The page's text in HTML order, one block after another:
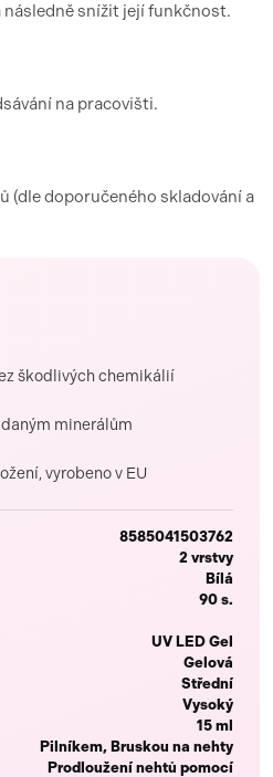
snížit její funkčnost.
na pracovišti.
(dle doporučeného skladování a
škodlivých chemikálií
minerálům
vyrobeno v EU
8585041503762
2 vrstvy
Bílá
90 s.
UV LED Gel
Gelová
Střední
Vysoký
15 ml
Pilníkem, Bruskou na nehty
Prodloužení nehtů pomocí